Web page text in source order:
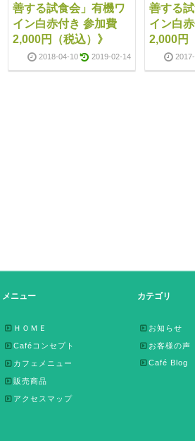
善する試食会」有機ワ
イン白赤付き 参加費
2,000円（税込）》
2018-04-10 2019-02-14
善する
イン白
2,000円
メニュー
ＨＯＭＥ
Caféコンセプト
カフェメニュー
販売商品
アクセスマップ
カテゴリ
お知らせ
お客様の声
Café Blog